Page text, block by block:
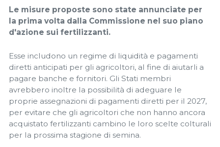
Le misure proposte sono state annunciate per
la prima volta dalla Commissione nel suo piano
d'azione sui fertilizzanti.
Esse includono un regime di liquidità e pagamenti
diretti anticipati per gli agricoltori, al fine di aiutarli a
pagare banche e fornitori. Gli Stati membri
avrebbero inoltre la possibilità di adeguare le
proprie assegnazioni di pagamenti diretti per il 2027,
per evitare che gli agricoltori che non hanno ancora
acquistato fertilizzanti cambino le loro scelte colturali
per la prossima stagione di semina.